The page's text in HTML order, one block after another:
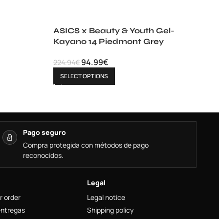
ASICS x Beauty & Youth Gel-
Kayano 14 Piedmont Grey
224.94€ 94.99€
SELECT OPTIONS
Pago seguro
Compra protegida con métodos de pago
reconocidos.
order
Legal
Legal notice
Shipping policy